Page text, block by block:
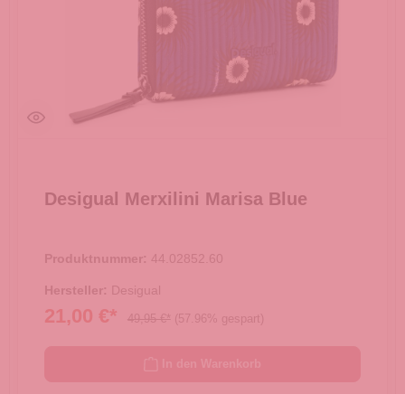
Desigual Merxilini Marisa Blue
Produktnummer: 44.02852.60
Hersteller: Desigual
21,00 €* 49,95 €* (57.96% gespart)